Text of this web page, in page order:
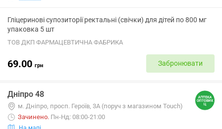
Гліцеринові супозиторії ректальні (свічки) для дітей по 800 мг
упаковка 5 шт
ТОВ ДКП ФАРМАЦЕВТИЧНА ФАБРИКА
69.00 грн Забронювати
Дніпро 48
м. Дніпро, просп. Героїв, 3А (поруч з магазином Touch)
Зачинено. Пн-Нд: 08:00-21:00